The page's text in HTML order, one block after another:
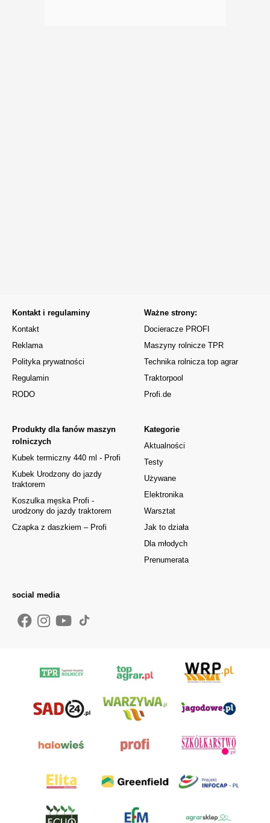
Kontakt i regulaminy
Kontakt
Reklama
Polityka prywatności
Regulamin
RODO
Kategorie
Aktualności
Testy
Używane
Elektronika
Warsztat
Jak to działa
Dla młodych
Prenumerata
Produkty dla fanów maszyn
rolniczych
Kubek termiczny 440 ml - Profi
Kubek Urodzony do jazdy
traktorem
Koszulka męska Profi -
urodzony do jazdy traktorem
Czapka z daszkiem – Profi
Ważne strony:
Docieracze PROFI
Maszyny rolnicze TPR
Technika rolnicza top agrar
Traktorpool
Profi.de
social media